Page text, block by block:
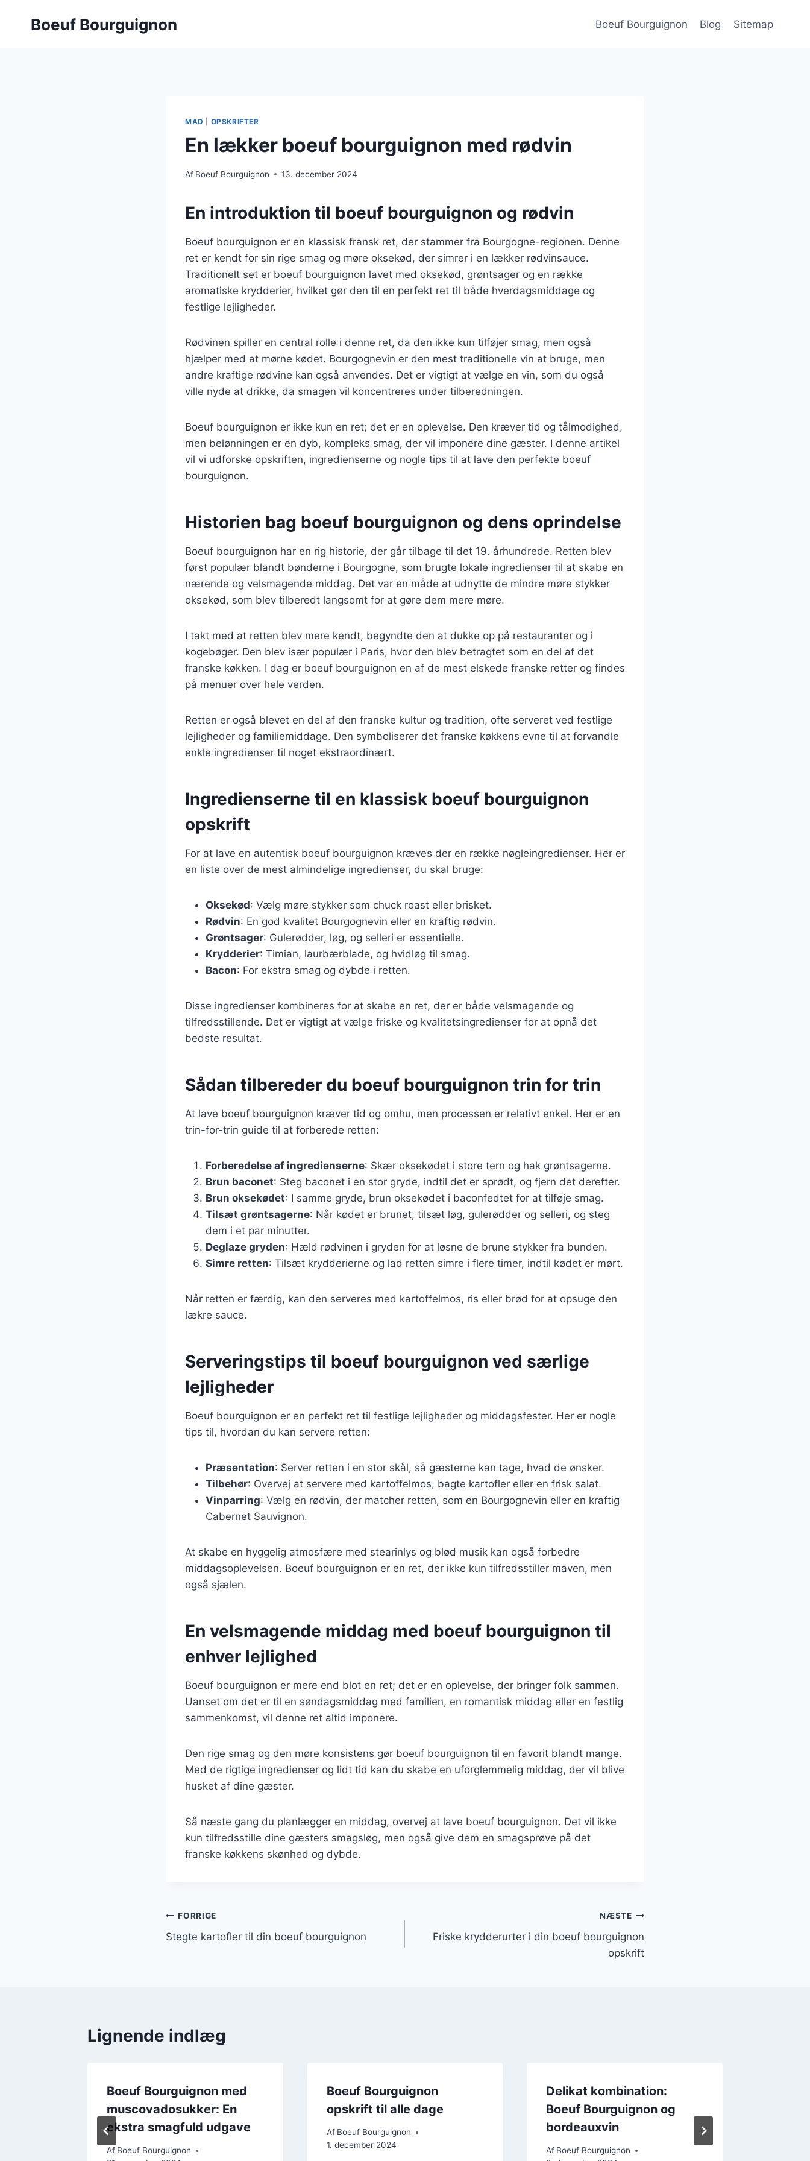
Boeuf Bourguignon Boeuf Bourguignon Blog Sitemap
MAD OPSKRIFTER
En lækker boeuf bourguignon med rødvin
Af Boeuf Bourguignon 13. december 2024
En introduktion til boeuf bourguignon og rødvin
Boeuf bourguignon er en klassisk fransk ret, der stammer fra Bourgogne-regionen. Denne
ret er kendt for sin rige smag og møre oksekød, der simrer i en lækker rødvinsauce.
Traditionelt set er boeuf bourguignon lavet med oksekød, grøntsager og en række
aromatiske krydderier, hvilket gør den til en perfekt ret til både hverdagsmiddage og
festlige lejligheder.
Rødvinen spiller en central rolle i denne ret, da den ikke kun tilføjer smag, men også
hjælper med at mørne kødet. Bourgognevin er den mest traditionelle vin at bruge, men
andre kraftige rødvine kan også anvendes. Det er vigtigt at vælge en vin, som du også
ville nyde at drikke, da smagen vil koncentreres under tilberedningen.
Boeuf bourguignon er ikke kun en ret; det er en oplevelse. Den kræver tid og tålmodighed,
men belønningen er en dyb, kompleks smag, der vil imponere dine gæster. I denne artikel
vil vi udforske opskriften, ingredienserne og nogle tips til at lave den perfekte boeuf
bourguignon.
Historien bag boeuf bourguignon og dens oprindelse
Boeuf bourguignon har en rig historie, der går tilbage til det 19. århundrede. Retten blev
først populær blandt bønderne i Bourgogne, som brugte lokale ingredienser til at skabe en
nærende og velsmagende middag. Det var en måde at udnytte de mindre møre stykker
oksekød, som blev tilberedt langsomt for at gøre dem mere møre.
I takt med at retten blev mere kendt, begyndte den at dukke op på restauranter og i
kogebøger. Den blev især populær i Paris, hvor den blev betragtet som en del af det
franske køkken. I dag er boeuf bourguignon en af de mest elskede franske retter og findes
på menuer over hele verden.
Retten er også blevet en del af den franske kultur og tradition, ofte serveret ved festlige
lejligheder og familiemiddage. Den symboliserer det franske køkkens evne til at forvandle
enkle ingredienser til noget ekstraordinært.
Ingredienserne til en klassisk boeuf bourguignon
opskrift
For at lave en autentisk boeuf bourguignon kræves der en række nøgleingredienser. Her er
en liste over de mest almindelige ingredienser, du skal bruge:
Oksekød: Vælg møre stykker som chuck roast eller brisket.
Rødvin: En god kvalitet Bourgognevin eller en kraftig rødvin.
Grøntsager: Gulerødder, løg, og selleri er essentielle.
Krydderier: Timian, laurbærblade, og hvidløg til smag.
Bacon: For ekstra smag og dybde i retten.
Disse ingredienser kombineres for at skabe en ret, der er både velsmagende og
tilfredsstillende. Det er vigtigt at vælge friske og kvalitetsingredienser for at opnå det
bedste resultat.
Sådan tilbereder du boeuf bourguignon trin for trin
At lave boeuf bourguignon kræver tid og omhu, men processen er relativt enkel. Her er en
trin-for-trin guide til at forberede retten:
Forberedelse af ingredienserne: Skær oksekødet i store tern og hak grøntsagerne.
Brun baconet: Steg baconet i en stor gryde, indtil det er sprødt, og fjern det derefter.
Brun oksekødet: I samme gryde, brun oksekødet i baconfedtet for at tilføje smag.
Tilsæt grøntsagerne: Når kødet er brunet, tilsæt løg, gulerødder og selleri, og steg
dem i et par minutter.
Deglaze gryden: Hæld rødvinen i gryden for at løsne de brune stykker fra bunden.
Simre retten: Tilsæt krydderierne og lad retten simre i flere timer, indtil kødet er mørt.
Når retten er færdig, kan den serveres med kartoffelmos, ris eller brød for at opsuge den
lækre sauce.
Serveringstips til boeuf bourguignon ved særlige
lejligheder
Boeuf bourguignon er en perfekt ret til festlige lejligheder og middagsfester. Her er nogle
tips til, hvordan du kan servere retten:
Præsentation: Server retten i en stor skål, så gæsterne kan tage, hvad de ønsker.
Tilbehør: Overvej at servere med kartoffelmos, bagte kartofler eller en frisk salat.
Vinparring: Vælg en rødvin, der matcher retten, som en Bourgognevin eller en kraftig
Cabernet Sauvignon.
At skabe en hyggelig atmosfære med stearinlys og blød musik kan også forbedre
middagsoplevelsen. Boeuf bourguignon er en ret, der ikke kun tilfredsstiller maven, men
også sjælen.
En velsmagende middag med boeuf bourguignon til
enhver lejlighed
Boeuf bourguignon er mere end blot en ret; det er en oplevelse, der bringer folk sammen.
Uanset om det er til en søndagsmiddag med familien, en romantisk middag eller en festlig
sammenkomst, vil denne ret altid imponere.
Den rige smag og den møre konsistens gør boeuf bourguignon til en favorit blandt mange.
Med de rigtige ingredienser og lidt tid kan du skabe en uforglemmelig middag, der vil blive
husket af dine gæster.
Så næste gang du planlægger en middag, overvej at lave boeuf bourguignon. Det vil ikke
kun tilfredsstille dine gæsters smagsløg, men også give dem en smagsprøve på det
franske køkkens skønhed og dybde.
Indlægsnavigation
FORRIGE
Stegte kartofler til din boeuf bourguignon
NÆSTE
Friske krydderurter i din boeuf bourguignon
opskrift
Lignende indlæg
Boeuf Bourguignon med
muscovadosukker: En
ekstra smagfuld udgave
Af Boeuf Bourguignon
Boeuf Bourguignon
opskrift til alle dage
Af Boeuf Bourguignon
1. december 2024
Delikat kombination:
Boeuf Bourguignon og
bordeauxvin
Af Boeuf Bourguignon